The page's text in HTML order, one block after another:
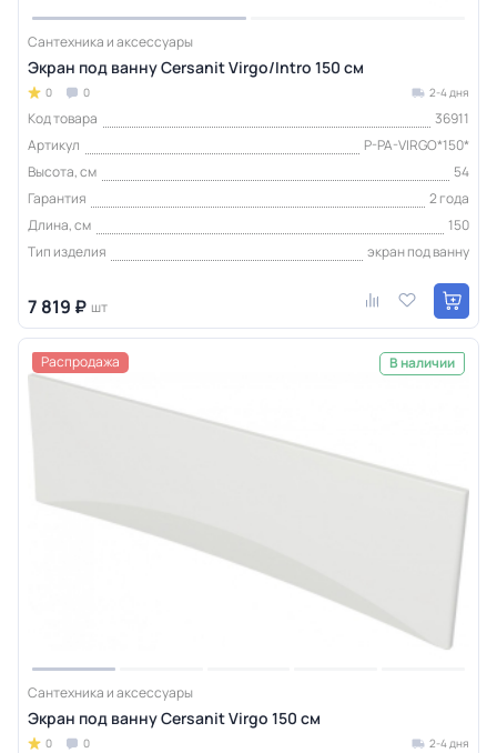
Сантехника и аксессуары
Экран под ванну Cersanit Virgo/Intro 150 см
0 0 2-4 дня
Код товара
36911
Артикул
P-PA-VIRGO*150*
Высота, см
54
Гарантия
2 года
Длина, см
150
Тип изделия
экран под ванну
7 819 ₽ шт
Распродажа В наличии
Сантехника и аксессуары
Экран под ванну Cersanit Virgo 150 см
0 0 2-4 дня